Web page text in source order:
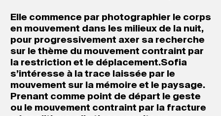
Elle commence par photographier le corps
en mouvement dans les milieux de la nuit,
pour progressivement axer sa recherche
sur le thème du mouvement contraint par
la restriction et le déplacement.Sofia
s’intéresse à la trace laissée par le
mouvement sur la mémoire et le paysage.
Prenant comme point de départ le geste
ou le mouvement contraint par la fracture